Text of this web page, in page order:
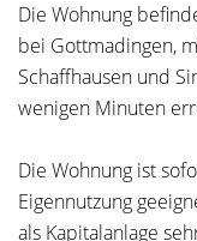
Die Wohnung
bei Gottmadingen,
Schaffhausen und
wenigen Minuten
Die Wohnung ist
Eigennutzung
als Kapitalanlage